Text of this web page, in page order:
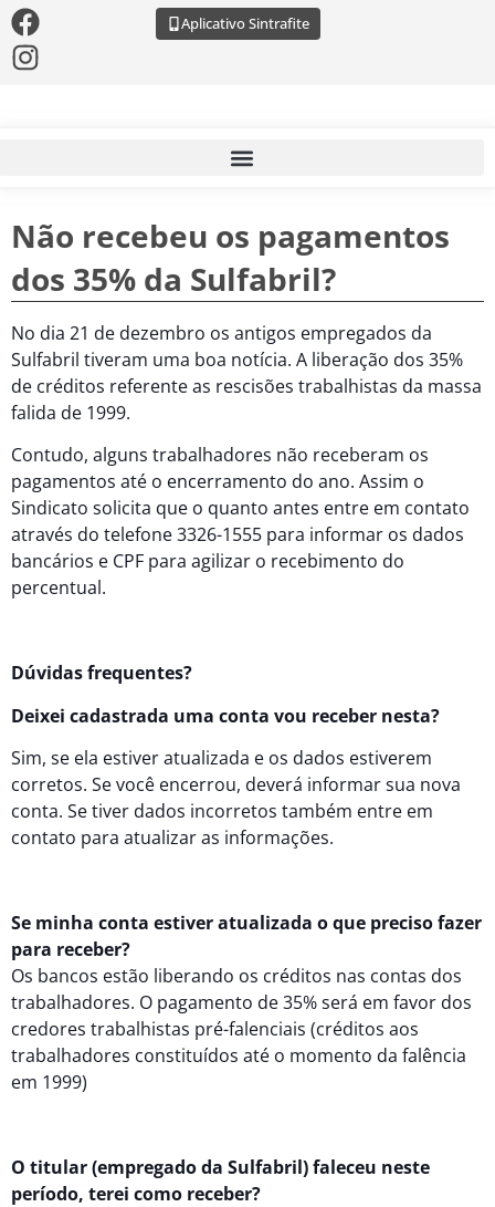
Aplicativo Sintrafite
Não recebeu os pagamentos
dos 35% da Sulfabril?
No dia 21 de dezembro os antigos empregados da
Sulfabril tiveram uma boa notícia. A liberação dos 35%
de créditos referente as rescisões trabalhistas da massa
falida de 1999.
Contudo, alguns trabalhadores não receberam os
pagamentos até o encerramento do ano. Assim o
Sindicato solicita que o quanto antes entre em contato
através do telefone 3326-1555 para informar os dados
bancários e CPF para agilizar o recebimento do
percentual.
Dúvidas frequentes?
Deixei cadastrada uma conta vou receber nesta?
Sim, se ela estiver atualizada e os dados estiverem
corretos. Se você encerrou, deverá informar sua nova
conta. Se tiver dados incorretos também entre em
contato para atualizar as informações.
Se minha conta estiver atualizada o que preciso fazer
para receber?
Os bancos estão liberando os créditos nas contas dos
trabalhadores. O pagamento de 35% será em favor dos
credores trabalhistas pré-falenciais (créditos aos
trabalhadores constituídos até o momento da falência
em 1999)
O titular (empregado da Sulfabril) faleceu neste
período, terei como receber?